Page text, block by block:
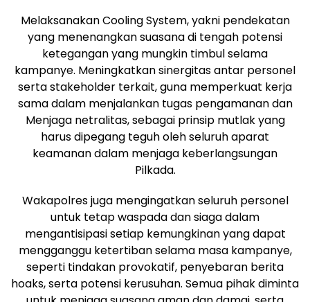
Melaksanakan Cooling System, yakni pendekatan
yang menenangkan suasana di tengah potensi
ketegangan yang mungkin timbul selama
kampanye. Meningkatkan sinergitas antar personel
serta stakeholder terkait, guna memperkuat kerja
sama dalam menjalankan tugas pengamanan dan
Menjaga netralitas, sebagai prinsip mutlak yang
harus dipegang teguh oleh seluruh aparat
keamanan dalam menjaga keberlangsungan
Pilkada.
Wakapolres juga mengingatkan seluruh personel
untuk tetap waspada dan siaga dalam
mengantisipasi setiap kemungkinan yang dapat
mengganggu ketertiban selama masa kampanye,
seperti tindakan provokatif, penyebaran berita
hoaks, serta potensi kerusuhan. Semua pihak diminta